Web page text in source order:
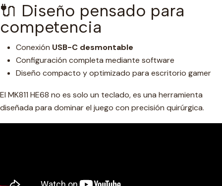
🔌 Diseño pensado para
competencia
Conexión USB-C desmontable
Configuración completa mediante software
Diseño compacto y optimizado para escritorio gamer
El MK811 HE68 no es solo un teclado, es una herramienta
diseñada para dominar el juego con precisión quirúrgica.